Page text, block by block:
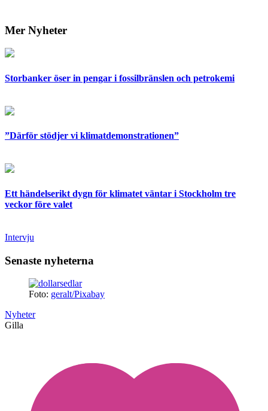
Mer Nyheter
Storbanker öser in pengar i fossilbränslen och petrokemi
”Därför stödjer vi klimatdemonstrationen”
Ett händelserikt dygn för klimatet väntar i Stockholm tre
veckor före valet
Intervju
Senaste nyheterna
Foto: geralt/Pixabay
Nyheter
Gilla